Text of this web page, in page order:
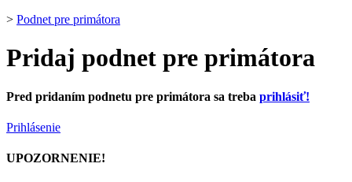
> Podnet pre primátora
Pridaj podnet pre primátora
Pred pridaním podnetu pre primátora sa treba prihlásiť!
Prihlásenie
UPOZORNENIE!